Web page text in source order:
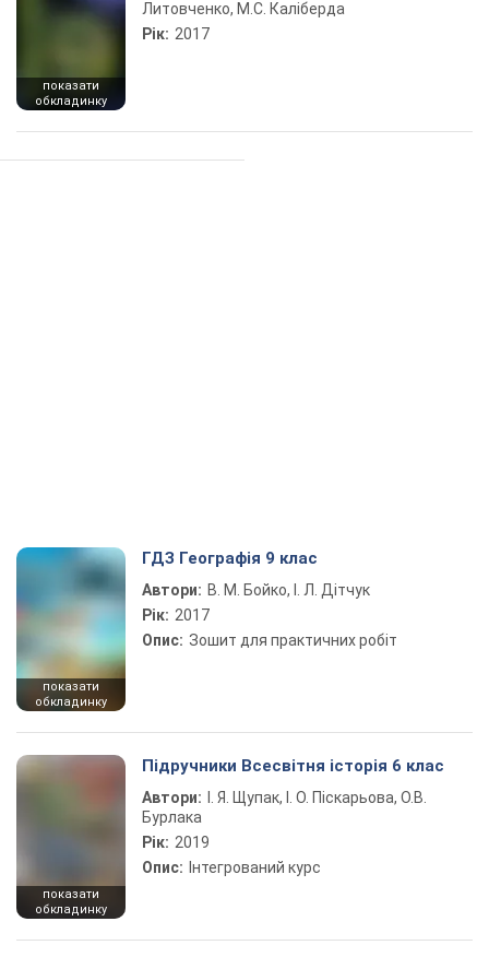
показати
обкладинку
Литовченко, М.С. Каліберда
Рік: 2017
показати
обкладинку
ГДЗ Географія 9 клас
Автори: В. М. Бойко, І. Л. Дітчук
Рік: 2017
Опис: Зошит для практичних робіт
показати
обкладинку
Підручники Всесвітня історія 6 клас
Автори:
І. Я. Щупак, І. О. Піскарьова, О.В.
Бурлака
Рік: 2019
Опис: Інтегрований курс